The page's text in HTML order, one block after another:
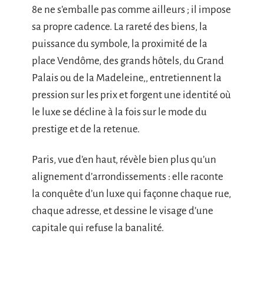
8e ne s’emballe pas comme ailleurs ; il impose
sa propre cadence. La rareté des biens, la
puissance du symbole, la proximité de la
place Vendôme, des grands hôtels, du Grand
Palais ou de la Madeleine,, entretiennent la
pression sur les prix et forgent une identité où
le luxe se décline à la fois sur le mode du
prestige et de la retenue.
Paris, vue d’en haut, révèle bien plus qu’un
alignement d’arrondissements : elle raconte
la conquête d’un luxe qui façonne chaque rue,
chaque adresse, et dessine le visage d’une
capitale qui refuse la banalité.